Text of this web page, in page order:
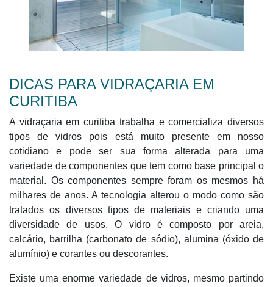
DICAS PARA VIDRAÇARIA EM
CURITIBA
A vidraçaria em curitiba trabalha e comercializa diversos
tipos de vidros pois está muito presente em nosso
cotidiano e pode ser sua forma alterada para uma
variedade de componentes que tem como base principal o
material. Os componentes sempre foram os mesmos há
milhares de anos. A tecnologia alterou o modo como são
tratados os diversos tipos de materiais e criando uma
diversidade de usos. O vidro é composto por areia,
calcário, barrilha (carbonato de sódio), alumina (óxido de
alumínio) e corantes ou descorantes.
Existe uma enorme variedade de vidros, mesmo partindo